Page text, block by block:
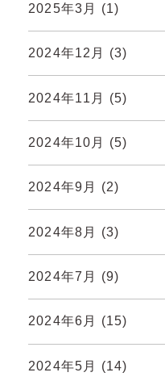
2025年3月 (1)
2024年12月 (3)
2024年11月 (5)
2024年10月 (5)
2024年9月 (2)
2024年8月 (3)
2024年7月 (9)
2024年6月 (15)
2024年5月 (14)